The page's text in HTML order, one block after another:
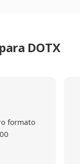
DOTX
formato